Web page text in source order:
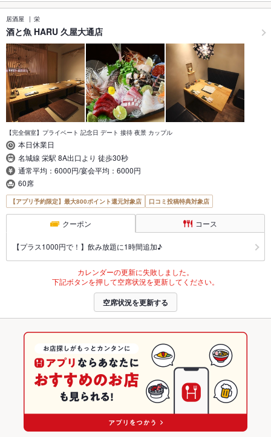
居酒屋 栄
酒と魚 HARU 久屋大通店
【完全個室】プライベート 記念日 デート 接待 夜景 カップル
本日休業日
名城線 栄駅 8A出口より 徒歩30秒
通常平均：6000円/宴会平均：6000円
60席
【アプリ予約限定】最大800ポイント還元対象店 口コミ投稿特典対象店
クーポン コース
【プラス1000円で！】飲み放題に1時間追加♪
カレンダーの更新に失敗しました。
下記ボタンを押して空席状況を更新してください。
空席状況を更新する